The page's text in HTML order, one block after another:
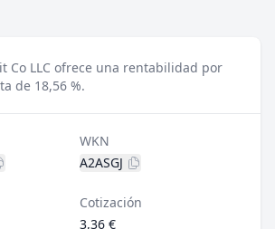
Co LLC ofrece una rentabilidad por
de 18,56 %.
WKN
A2ASGJ
Cotización
3,36 €